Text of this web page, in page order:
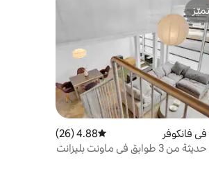
فانكوفر متوسط التقييم 4.88 من 5، 26 مراجعات
4.88 (26)
في ماونت بليزانت